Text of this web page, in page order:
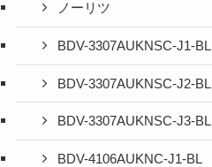
ノーリツ
BDV-3307AUKNSC-J1-BL
BDV-3307AUKNSC-J2-BL
BDV-3307AUKNSC-J3-BL
BDV-4106AUKNC-J1-BL